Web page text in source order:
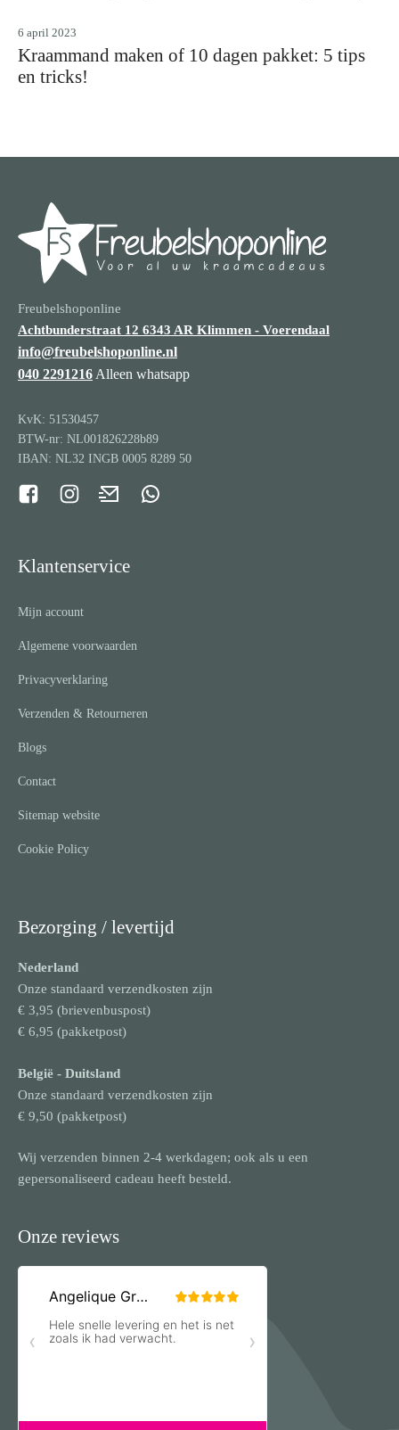
6 april 2023
Kraammand maken of 10 dagen pakket: 5 tips
en tricks!
Freubelshoponline
Achtbunderstraat 12 6343 AR Klimmen - Voerendaal
info@freubelshoponline.nl
040 2291216 Alleen whatsapp
KvK: 51530457
BTW-nr: NL001826228b89
IBAN: NL32 INGB 0005 8289 50
Klantenservice
Mijn account
Algemene voorwaarden
Privacyverklaring
Verzenden & Retourneren
Blogs
Contact
Sitemap website
Cookie Policy
Bezorging / levertijd
Nederland
Onze standaard verzendkosten zijn
€ 3,95 (brievenbuspost)
€ 6,95 (pakketpost)
België - Duitsland
Onze standaard verzendkosten zijn
€ 9,50 (pakketpost)
Wij verzenden binnen 2-4 werkdagen; ook als u een
gepersonaliseerd cadeau heeft besteld.
Onze reviews